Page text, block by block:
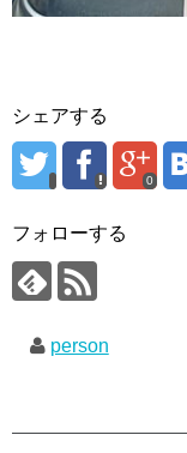
シェアする
0
フォローする
person